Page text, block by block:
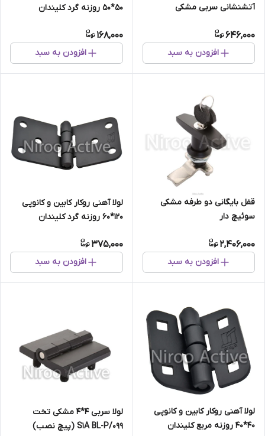
آتشنشانی سربی مشکی
646,000
افزودن به سبد
۵۰*۵۰ روزنه گرد کلیندان
168,000
افزودن به سبد
قفل بایگانی دو طرفه مشکی
سوئیچ دار
2,406,000
افزودن به سبد
لولا آهنی روکار کابین و کانوپی
۱۲۰*۶۰ روزنه گرد کلیندان
375,000
افزودن به سبد
لولا آهنی روکار کابین و کانوپی
۴۰*۴۰ روزنه مربع کلیندان
لولا سربی ۴*۴ مشکی تخت
۰۹۹/S۱A BL-P (پیچ نصب)